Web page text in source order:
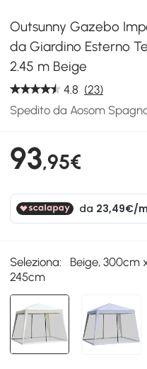
Outsunny Gazebo
da Giardino Esterno
2.45 m Beige
4.8 (23)
Spedito da Aosom
93,95€
Seleziona:
Beige, 300cm
245cm